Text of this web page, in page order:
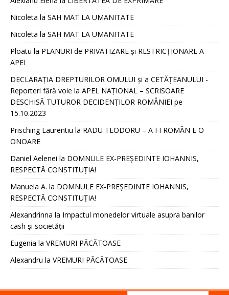
Nicoleta la SAH MAT LA UMANITATE
Nicoleta la SAH MAT LA UMANITATE
Ploatu la PLANURI de PRIVATIZARE și RESTRICȚIONARE A
APEI
DECLARAȚIA DREPTURILOR OMULUI și a CETĂȚEANULUI -
Reporteri fără voie la APEL NAȚIONAL – SCRISOARE
DESCHISĂ TUTUROR DECIDENȚILOR ROMÂNIEI pe
15.10.2023
Prisching Laurentiu la RADU TEODORU – A FI ROMÂN E O
ONOARE
Daniel Aelenei la DOMNULE EX-PREȘEDINTE IOHANNIS,
RESPECTĂ CONSTITUȚIA!
Manuela A. la DOMNULE EX-PREȘEDINTE IOHANNIS,
RESPECTĂ CONSTITUȚIA!
Alexandrinna la Impactul monedelor virtuale asupra banilor
cash și societății
Eugenia la VREMURI PĂCĂTOASE
Alexandru la VREMURI PĂCĂTOASE